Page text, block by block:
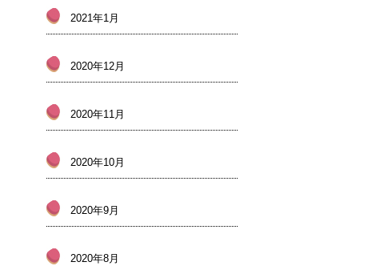
2021年1月
2020年12月
2020年11月
2020年10月
2020年9月
2020年8月